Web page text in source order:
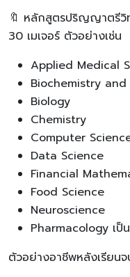
🔖 หลักสูตรปริญญาตรีวิท
30 เมเจอร์ ตัวอย่างเช่น
Applied Medical
Biochemistry
Biology
Chemistry
Computer
Data Science
Financial
Food Science
Neuroscience
Pharmacology เป็
ตัวอย่างอาชีพหลังเรียนจ